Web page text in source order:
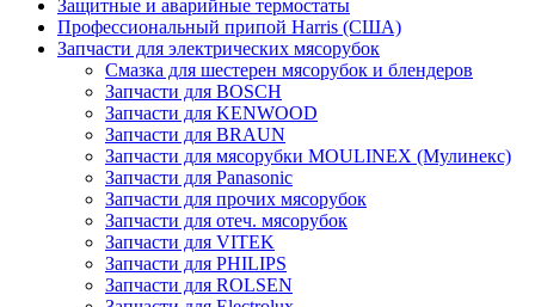
Защитные и аварийные термостаты
Профессиональный припой Harris (США)
Запчасти для электрических мясорубок
Смазка для шестерен мясорубок и блендеров
Запчасти для BOSCH
Запчасти для KENWOOD
Запчасти для BRAUN
Запчасти для мясорубки MOULINEX (Мулинекс)
Запчасти для Panasonic
Запчасти для прочих мясорубок
Запчасти для отеч. мясорубок
Запчасти для VITEK
Запчасти для PHILIPS
Запчасти для ROLSEN